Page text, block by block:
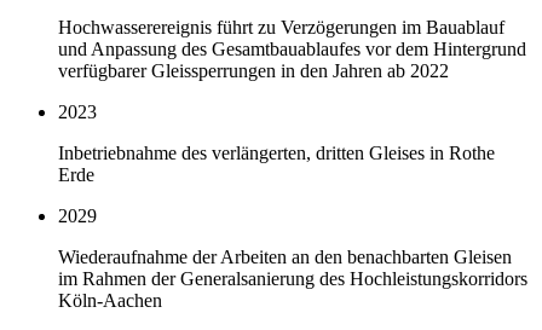
Hochwasserereignis führt zu Verzögerungen im Bauablauf
und Anpassung des Gesamtbauablaufes vor dem Hintergrund
verfügbarer Gleissperrungen in den Jahren ab 2022
2023
Inbetriebnahme des verlängerten, dritten Gleises in Rothe
Erde
2029
Wiederaufnahme der Arbeiten an den benachbarten Gleisen
im Rahmen der Generalsanierung des Hochleistungskorridors
Köln-Aachen